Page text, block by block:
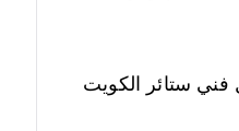
ستائر الكويت